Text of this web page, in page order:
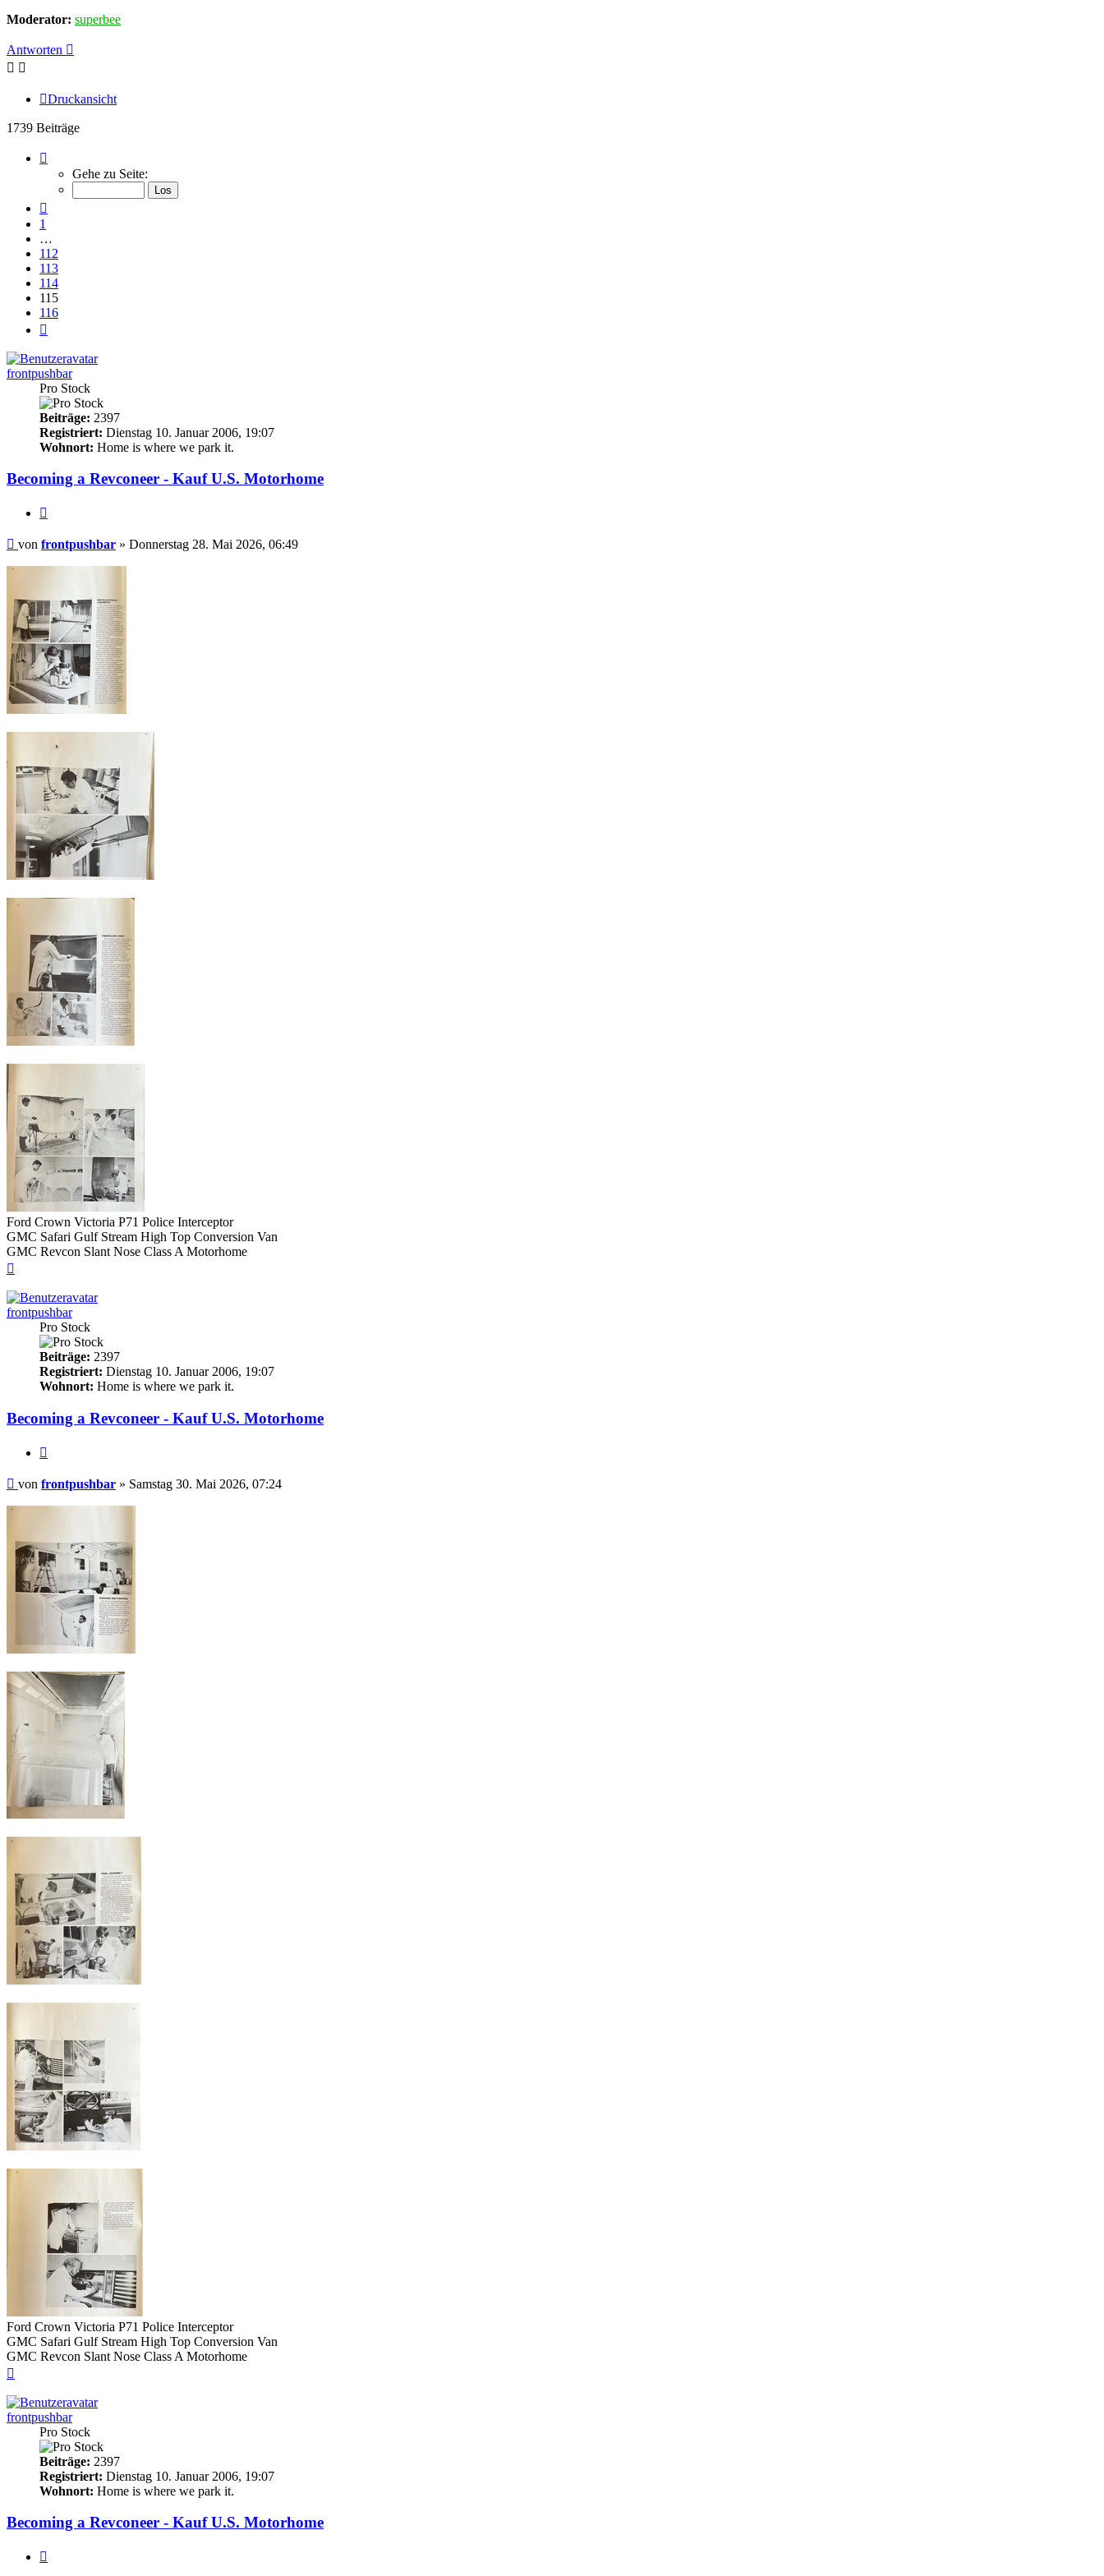
Moderator: superbee
Antworten
Druckansicht
1739 Beiträge
115
von
Gehe zu Seite:
1
…
112
113
114
115
116
frontpushbar
Pro Stock
Beiträge: 2397
Registriert: Dienstag 10. Januar 2006, 19:07
Wohnort: Home is where we park it.
Becoming a Revconeer - Kauf U.S. Motorhome
Beitrag
von frontpushbar » Donnerstag 28. Mai 2026, 06:49
Ford Crown Victoria P71 Police Interceptor
GMC Safari Gulf Stream High Top Conversion Van
GMC Revcon Slant Nose Class A Motorhome
frontpushbar
Pro Stock
Beiträge: 2397
Registriert: Dienstag 10. Januar 2006, 19:07
Wohnort: Home is where we park it.
Becoming a Revconeer - Kauf U.S. Motorhome
Beitrag
von frontpushbar » Samstag 30. Mai 2026, 07:24
Ford Crown Victoria P71 Police Interceptor
GMC Safari Gulf Stream High Top Conversion Van
GMC Revcon Slant Nose Class A Motorhome
frontpushbar
Pro Stock
Beiträge: 2397
Registriert: Dienstag 10. Januar 2006, 19:07
Wohnort: Home is where we park it.
Becoming a Revconeer - Kauf U.S. Motorhome